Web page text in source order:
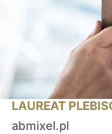
LAUREAT
abmixel.pl